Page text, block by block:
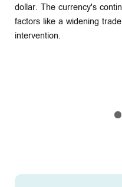
dollar. The currency's
factors like a widening
intervention.